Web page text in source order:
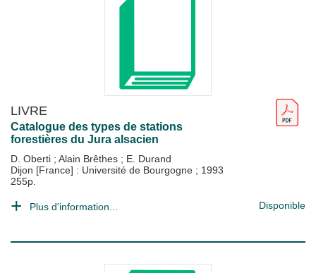
LIVRE
Catalogue des types de stations
forestières du Jura alsacien
D. Oberti ; Alain Brêthes ; E. Durand
Dijon [France] : Université de Bourgogne ; 1993
255p.
Plus d'information... Disponible